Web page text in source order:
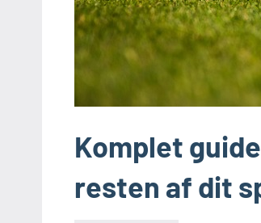
Komplet
resten af dit